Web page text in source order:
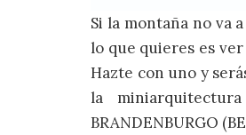
Si la montaña no va
lo que quieres es
Hazte con uno y
la
BRANDENBURGO